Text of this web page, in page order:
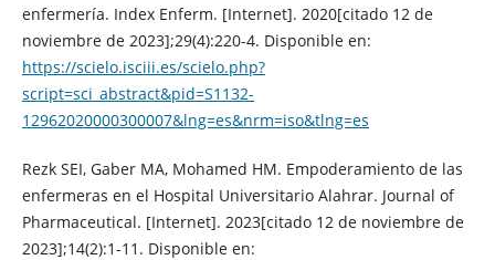
enfermería. Index Enferm. [Internet]. 2020[citado 12 de
noviembre de 2023];29(4):220-4. Disponible en:
https://scielo.isciii.es/scielo.php?
script=sci_abstract&pid=S1132-
12962020000300007&lng=es&nrm=iso&tlng=es
Rezk SEI, Gaber MA, Mohamed HM. Empoderamiento de las
enfermeras en el Hospital Universitario Alahrar. Journal of
Pharmaceutical. [Internet]. 2023[citado 12 de noviembre de
2023];14(2):1-11. Disponible en: